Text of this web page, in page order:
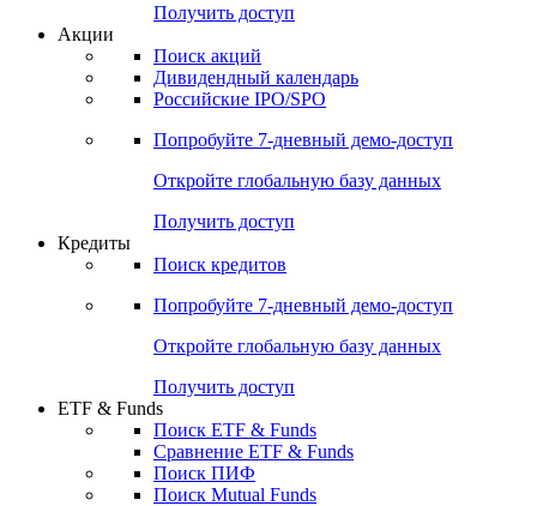
Получить доступ
Акции
Поиск акций
Дивидендный календарь
Российские IPO/SPO
Попробуйте 7-дневный демо-доступ
Откройте глобальную базу данных
Получить доступ
Кредиты
Поиск кредитов
Попробуйте 7-дневный демо-доступ
Откройте глобальную базу данных
Получить доступ
ETF & Funds
Поиск ETF & Funds
Сравнение ETF & Funds
Поиск ПИФ
Поиск Mutual Funds